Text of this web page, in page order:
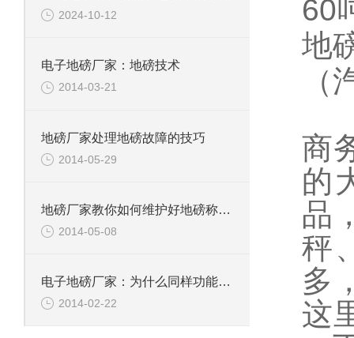
2024-10-12
电子地磅厂家：地磅技术
2014-03-21
地磅厂家处理地磅故障的技巧
2014-05-29
地磅厂家教你如何维护好地磅称重显示器
2014-05-08
电子地磅厂家：为什么同样功能的小电子地磅价格相差很大
2014-02-22
60
地
（
商
的
品
秤
多
这